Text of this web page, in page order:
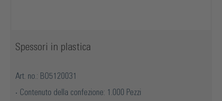
Spessori in plastica
Art. no.: BO5120031
Contenuto della confezione: 1.000 Pezzi